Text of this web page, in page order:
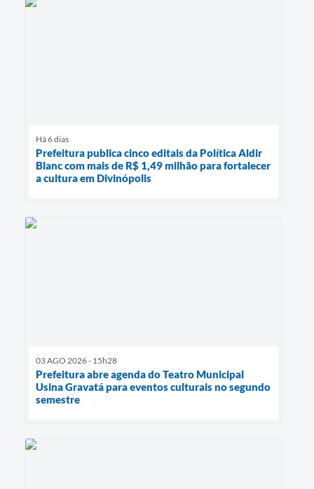
Há 6 dias
Prefeitura publica cinco editais da Política Aldir
Blanc com mais de R$ 1,49 milhão para fortalecer
a cultura em Divinópolis
03 AGO 2026 - 15h28
Prefeitura abre agenda do Teatro Municipal
Usina Gravatá para eventos culturais no segundo
semestre